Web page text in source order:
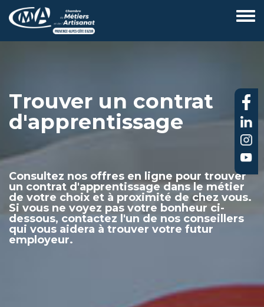
au
contenu
principal
Trouver un contrat
d'apprentissage
Consultez nos offres en ligne pour trouver
un contrat d'apprentissage dans le métier
de votre choix et à proximité de chez vous.
Si vous ne voyez pas votre bonheur ci-
dessous, contactez l'un de nos conseillers
qui vous aidera à trouver votre futur
employeur.